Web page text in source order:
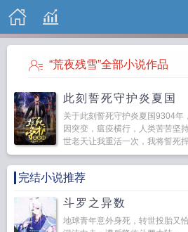
“荒夜残雪”全部小说作品
此刻誓死守护炎夏国
关于此刻誓死守护炎夏国9304年
因突变，瘟疫横行，人类苦苦坚
世老天让我重活一次，我将誓死
完结小说推荐
斗罗之异数
地球青年意外身死，转世投胎又